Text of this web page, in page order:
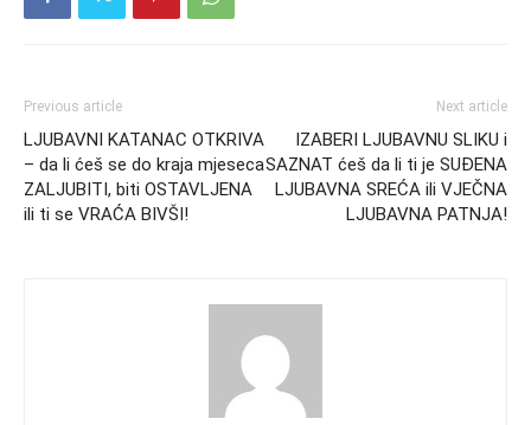
Previous article
LJUBAVNI KATANAC OTKRIVA
– da li ćeš se do kraja mjeseca
ZALJUBITI, biti OSTAVLJENA
ili ti se VRAĆA BIVŠI!
Next article
IZABERI LJUBAVNU SLIKU i
SAZNAT ćeš da li ti je SUĐENA
LJUBAVNA SREĆA ili VJEČNA
LJUBAVNA PATNJA!